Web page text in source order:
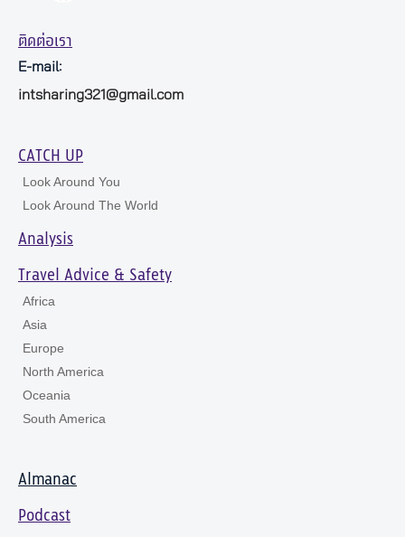
ติดต่อเรา
E-mail:
intsharing321@gmail.com
CATCH UP
Look Around You
Look Around The World
Analysis
Travel Advice & Safety
Africa
Asia
Europe
North America
Oceania
South America
Almanac
Podcast